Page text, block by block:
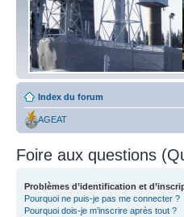
Index du forum
AGEAT
Foire aux questions
Problèmes d’identification et
Pourquoi ne puis-je pas me connecter ?
Pourquoi dois-je m’inscrire après tout ?